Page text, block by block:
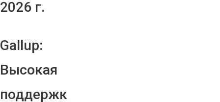
2026 г.
Gallup:
Высокая
поддержк